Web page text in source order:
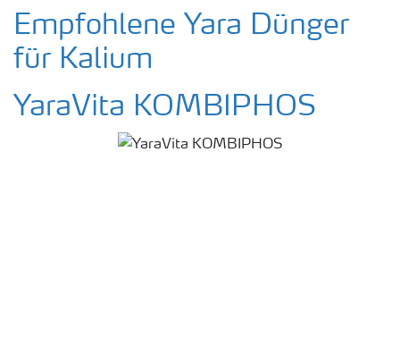
Empfohlene Yara Dünger
für Kalium
YaraVita KOMBIPHOS